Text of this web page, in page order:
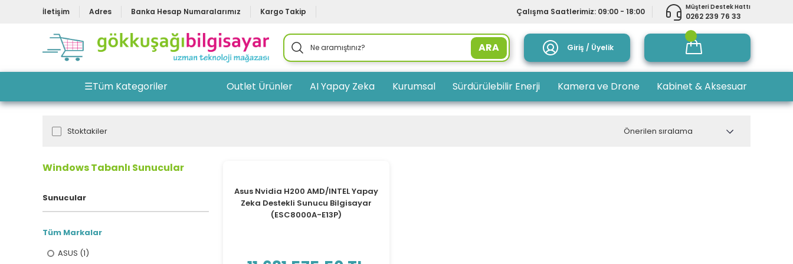
İletişim Adres Banka Hesap Numaralarımız Kargo Takip Çalışma Saatlerimiz: 09:00 - 18:00 Müşteri Destek Hattı
0262 239 76 33
ARA Giriş / Üyelik
☰Tüm Kategoriler Outlet Ürünler AI Yapay Zeka Kurumsal Sürdürülebilir Enerji Kamera ve Drone Kabinet & Aksesuar
Stoktakiler
Windows Tabanlı Sunucular
Sunucular
Tüm Markalar
ASUS (1)
Asus Nvidia H200 AMD/INTEL Yapay
Zeka Destekli Sunucu Bilgisayar
(ESC8000A-E13P)